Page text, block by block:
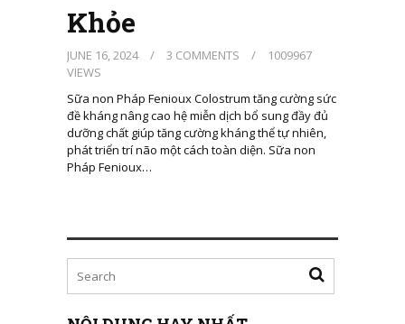
Khỏe
JUNE 16, 2024 / 3 COMMENTS /
1009967
VIEWS
Sữa non Pháp Fenioux Colostrum tăng cường sức
đề kháng nâng cao hệ miễn dịch bổ sung đầy đủ
dưỡng chất giúp tăng cường kháng thể tự nhiên,
phát triển trí não một cách toàn diện. Sữa non
Pháp Fenioux…